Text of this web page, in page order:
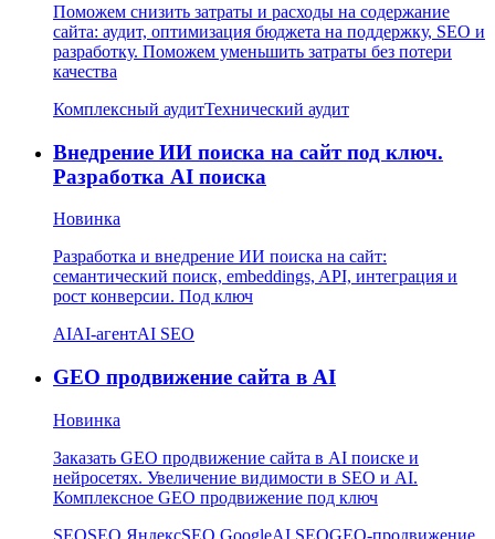
Поможем снизить затраты и расходы на содержание
сайта: аудит, оптимизация бюджета на поддержку, SEO и
разработку. Поможем уменьшить затраты без потери
качества
Комплексный аудитТехнический аудит
Внедрение ИИ поиска на сайт под ключ.
Разработка AI поиска
Новинка
Разработка и внедрение ИИ поиска на сайт:
семантический поиск, embeddings, API, интеграция и
рост конверсии. Под ключ
AIAI-агентAI SEO
GEO продвижение сайта в AI
Новинка
Заказать GEO продвижение сайта в AI поиске и
нейросетях. Увеличение видимости в SEO и AI.
Комплексное GEO продвижение под ключ
SEOSEO ЯндексSEO GoogleAI SEOGEO-продвижение